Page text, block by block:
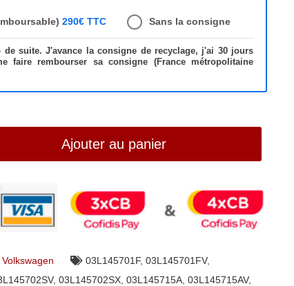
290€ TTC Sans la consigne
suite. J'avance la consigne de recyclage, j'ai 30 jours
faire rembourser sa consigne (France métropolitaine
Ajouter au panier
03L145701F, 03L145701FV,
, 03L145702SX, 03L145715A, 03L145715AV,